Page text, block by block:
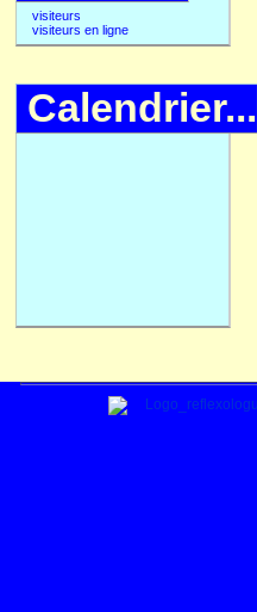
visiteurs
visiteurs en ligne
Calendrier...